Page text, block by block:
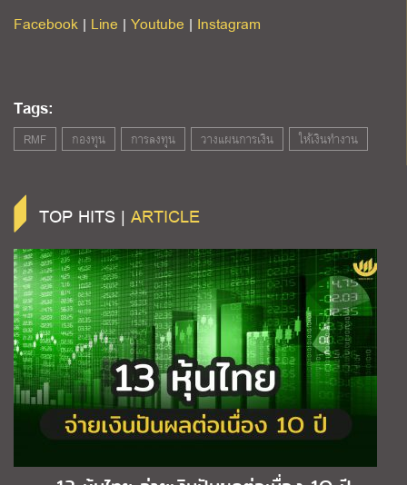
Facebook | Line | Youtube | Instagram
Tags:
RMF กองทุน การลงทุน วางแผนการเงิน ให้เงินทำงาน
TOP HITS | ARTICLE